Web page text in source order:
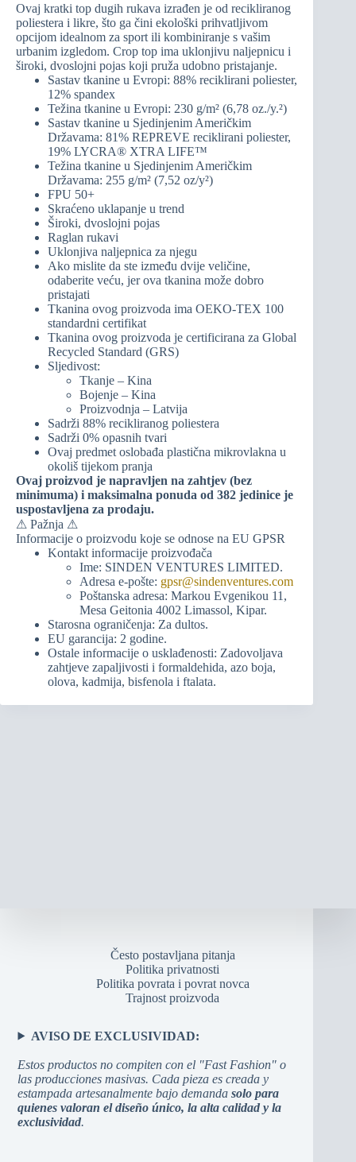
Ovaj kratki top dugih rukava izrađen je od recikliranog
poliestera i likre, što ga čini ekološki prihvatljivom
opcijom idealnom za sport ili kombiniranje s vašim
urbanim izgledom. Crop top ima uklonjivu naljepnicu i
široki, dvoslojni pojas koji pruža udobno pristajanje.
Sastav tkanine u Evropi: 88% reciklirani poliester,
12% spandex
Težina tkanine u Evropi: 230 g/m² (6,78 oz./y.²)
Sastav tkanine u Sjedinjenim Američkim
Državama: 81% REPREVE reciklirani poliester,
19% LYCRA® XTRA LIFE™
Težina tkanine u Sjedinjenim Američkim
Državama: 255 g/m² (7,52 oz/y²)
FPU 50+
Skraćeno uklapanje u trend
Široki, dvoslojni pojas
Raglan rukavi
Uklonjiva naljepnica za njegu
Ako mislite da ste između dvije veličine,
odaberite veću, jer ova tkanina može dobro
pristajati
Tkanina ovog proizvoda ima OEKO-TEX 100
standardni certifikat
Tkanina ovog proizvoda je certificirana za Global
Recycled Standard (GRS)
Sljedivost:
Tkanje – Kina
Bojenje – Kina
Proizvodnja – Latvija
Sadrži 88% recikliranog poliestera
Sadrži 0% opasnih tvari
Ovaj predmet oslobađa plastična mikrovlakna u
okoliš tijekom pranja
Ovaj proizvod je napravljen na zahtjev (bez
minimuma) i maksimalna ponuda od 382 jedinice je
uspostavljena za prodaju.
⚠ Pažnja ⚠
Informacije o proizvodu koje se odnose na EU GPSR
Kontakt informacije proizvođača
Ime: SINDEN VENTURES LIMITED.
Adresa e-pošte: gpsr@sindenventures.com
Poštanska adresa: Markou Evgenikou 11,
Mesa Geitonia 4002 Limassol, Kipar.
Starosna ograničenja: Za dultos.
EU garancija: 2 godine.
Ostale informacije o usklađenosti: Zadovoljava
zahtjeve zapaljivosti i formaldehida, azo boja,
olova, kadmija, bisfenola i ftalata.
Često postavljana pitanja
Politika privatnosti
Politika povrata i povrat novca
Trajnost proizvoda
AVISO DE EXCLUSIVIDAD:
Estos productos no compiten con el "Fast Fashion" o
las producciones masivas. Cada pieza es creada y
estampada artesanalmente bajo demandasolo para
quienes valoran el diseño único, la alta calidad y la
exclusividad.